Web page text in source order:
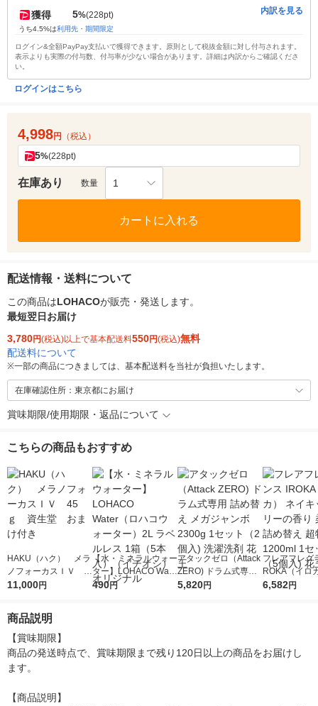
獲得 5%(228pt)
うち4.5%は利用先・期間限定
内訳を見る
ログイン&全額PayPay支払いで獲得できます。原則として税抜金額に対し付与されます。
表示よりも実際の付与数、付与率が少ない場合があります。詳細は内訳からご確認くださ
い。
ログインはこちら
4,998円 （税込）
5%(228pt)
在庫あり 数量 1
カートに入れる
配送情報・送料について
この商品はLOHACOが販売・発送します。
最短翌日お届け
3,780円(税込)以上で基本配送料550円(税込)無料
配送料について
※一部の商品につきましては、基本配送料を当社が負担いたします。
在庫確認住所：東京都にお届け
賞味期限/使用期限・返品について
こちらの商品もおすすめ
HAKU（ハク） メラ
ノフォーカスＩＶ 4
5ｇ 資生堂 おまけ
11,000円
【水・ミネラルウォー
ター】LOHACO Wate
r（ロハコウォータ
490円
アタックゼロ（Attack
ZERO) ドラム式専用
詰め替え メガジャン
5,820円
フレアフレグ
ROKA（イロ
イキッドリリ
6,582円
商品説明
【賞味期限】
商品の発送時点で、賞味期限まで残り120日以上の商品をお届けし
ます。
【商品説明】